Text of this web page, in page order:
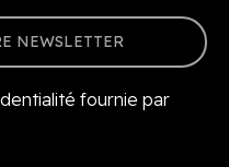
NEWSLETTER
fournie par